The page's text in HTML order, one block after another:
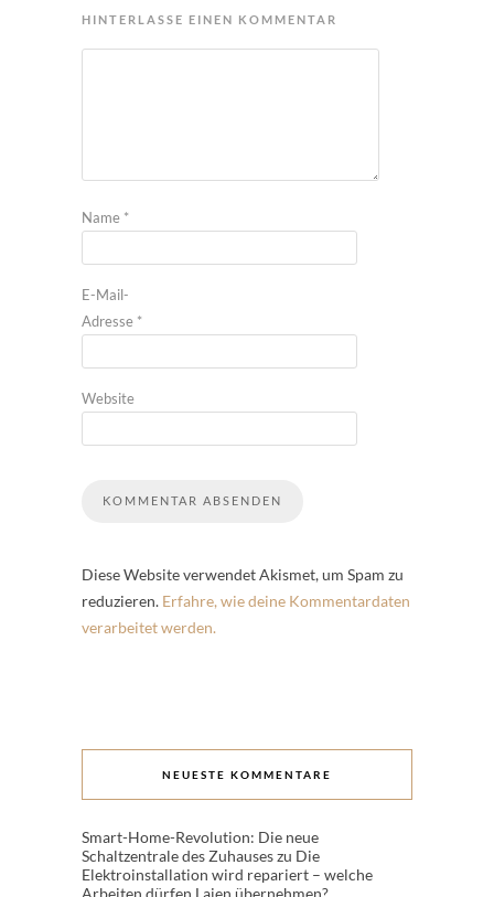
HINTERLASSE EINEN KOMMENTAR
Name *
E-Mail-
Adresse *
Website
Diese Website verwendet Akismet, um Spam zu
reduzieren. Erfahre, wie deine Kommentardaten
verarbeitet werden.
NEUESTE KOMMENTARE
Smart-Home-Revolution: Die neue
Schaltzentrale des Zuhauseszu Die
Elektroinstallation wird repariert – welche
Arbeiten dürfen Laien übernehmen?